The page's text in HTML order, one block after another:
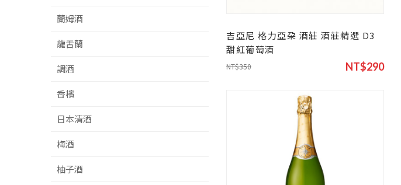
蘭姆酒
龍舌蘭
調酒
香檳
日本清酒
梅酒
柚子酒
吉亞尼 格力亞朶 酒莊 酒莊精選 D3
甜紅葡萄酒
NT$350 NT$290